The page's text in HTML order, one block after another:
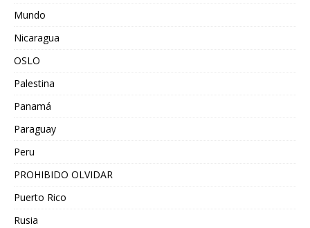
Mundo
Nicaragua
OSLO
Palestina
Panamá
Paraguay
Peru
PROHIBIDO OLVIDAR
Puerto Rico
Rusia